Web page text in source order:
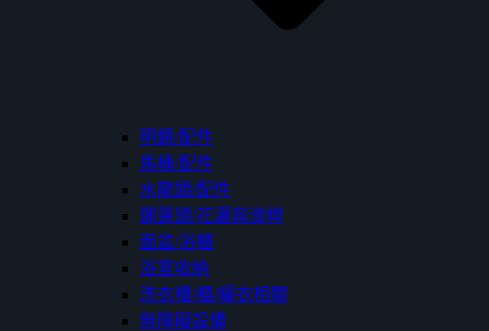
明鏡/配件
馬桶/配件
水龍頭/配件
蓮蓬頭/花灑與滑桿
面盆/浴櫃
浴室收納
洗衣槽/櫃/曬衣相關
無障礙設備